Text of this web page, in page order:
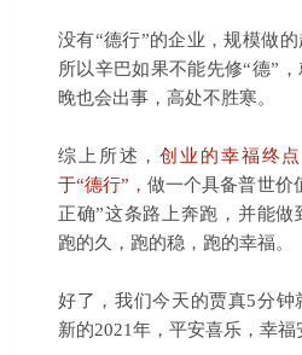
没有“德行”的企业，规模做
所以辛巴如果不能先修“德”
晚也会出事，高处不胜寒。
综上所述，创业的幸福终
于“德行”，做一个具备普世价
正确”这条路上奔跑，并能做
跑的久，跑的稳，跑的幸福。
好了，我们今天的贾真5分钟
新的2021年，平安喜乐，幸福